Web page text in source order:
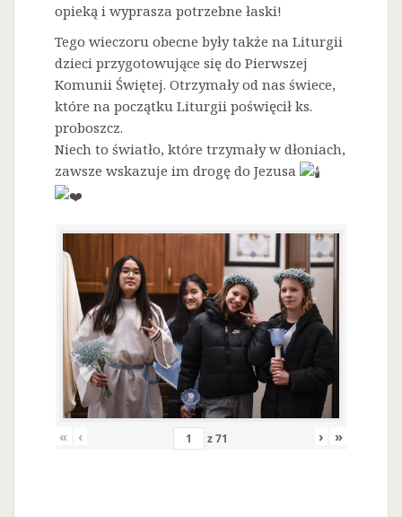
opieką i wyprasza potrzebne łaski!
Tego wieczoru obecne były także na Liturgii
dzieci przygotowujące się do Pierwszej
Komunii Świętej. Otrzymały od nas świece,
które na początku Liturgii poświęcił ks.
proboszcz.
Niech to światło, które trzymały w dłoniach,
zawsze wskazuje im drogę do Jezusa
« ‹ z71 › »